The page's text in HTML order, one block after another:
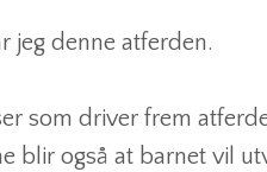
jeg denne atferden.
som driver frem
blir også at barnet vil